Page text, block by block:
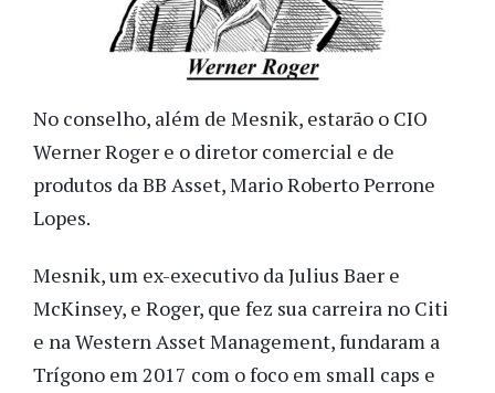
No conselho, além de Mesnik, estarão o CIO
Werner Roger e o diretor comercial e de
produtos da BB Asset, Mario Roberto Perrone
Lopes.
Mesnik, um ex-executivo da Julius Baer e
McKinsey, e Roger, que fez sua carreira no Citi
e na Western Asset Management, fundaram a
Trígono em 2017 com o foco em small caps e